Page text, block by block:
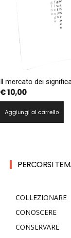
Il mercato dei
€10,00
Aggiungi al carrello
PERCORSI
COLLEZIONARE
CONOSCERE
CONSERVARE